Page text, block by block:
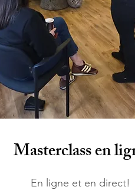
Masterclass en
En ligne et en direct!